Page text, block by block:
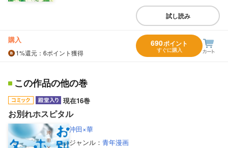
試し読み
購入
1%還元 ：6ポイント獲得
690ポイント
すぐに購入
この作品の他の巻
現在16巻
お別れホスピタル
沖田×華
ジャンル： 青年漫画